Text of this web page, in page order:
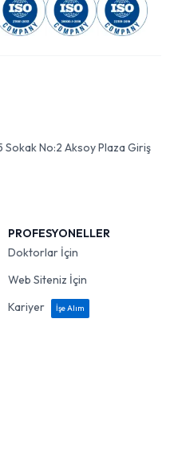
Sokak No:2 Aksoy Plaza Giriş
PROFESYONELLER
Doktorlar İçin
Web Siteniz İçin
Kariyer
İşe Alım